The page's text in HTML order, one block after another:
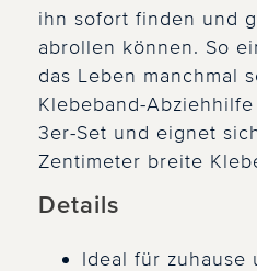
ihn sofort finden und
abrollen können. So
das Leben manchmal
Klebeband-
3er-Set und eignet
Zentimeter breite
Details
Ideal für zuhause